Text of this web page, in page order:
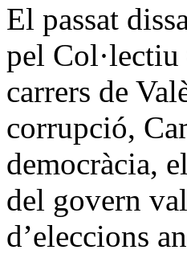
El passat
pel
carrers de
corrupció,
democràcia,
del govern
d’eleccions